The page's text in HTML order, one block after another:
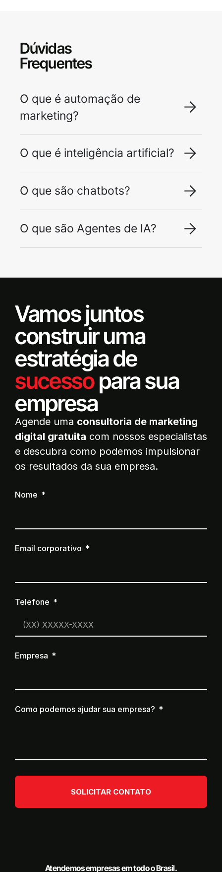
Dúvidas
Frequentes
O que é automação de
marketing?
O que é inteligência artificial?
O que são chatbots?
O que são Agentes de IA?
Vamos juntos
construir uma
estratégia de
sucessopara sua
empresa
Agende uma consultoria de marketing
digital gratuita com nossos especialistas
e descubra como podemos impulsionar
os resultados da sua empresa.
Nome
Email corporativo
Telefone
Empresa
Como podemos ajudar sua empresa?
SOLICITAR CONTATO
Atendemos empresas em todo o Brasil.